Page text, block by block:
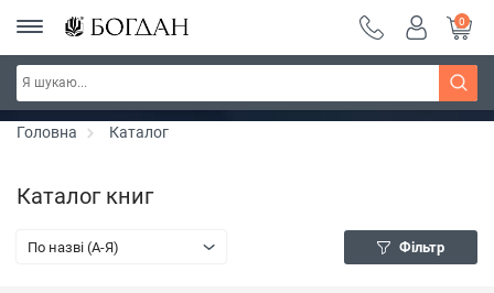
РОЗПРОДАЖ ~ 150 грн ~ 200 грн ~ 250 грн ~
300 грн ~ РОЗПРОДАЖ
Дізнатись більше
0
Головна Каталог
Каталог книг
По назві (A-Я) Фільтр